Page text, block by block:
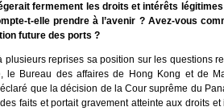
fermement les droits et intérêts
t-elle prendre à l’avenir ? Avez-vous
future des ports ?
reprises sa position sur les questions
le Bureau des affaires de Hong Kong et de
que la décision de la Cour suprême du
faits et portait gravement atteinte aux droits et